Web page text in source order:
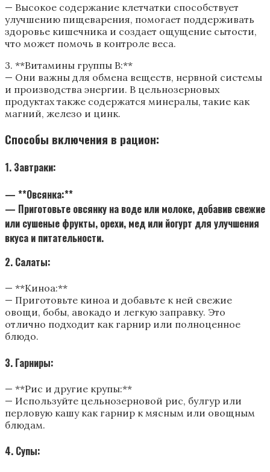
— Высокое содержание клетчатки способствует
улучшению пищеварения, помогает поддерживать
здоровье кишечника и создает ощущение сытости,
что может помочь в контроле веса.
3. **Витамины группы B:**
— Они важны для обмена веществ, нервной системы
и производства энергии. В цельнозерновых
продуктах также содержатся минералы, такие как
магний, железо и цинк.
Способы включения в рацион:
1. Завтраки:
— **Овсянка:**
— Приготовьте овсянку на воде или молоке, добавив свежие
или сушеные фрукты, орехи, мед или йогурт для улучшения
вкуса и питательности.
2. Салаты:
— **Киноа:**
— Приготовьте киноа и добавьте к ней свежие
овощи, бобы, авокадо и легкую заправку. Это
отлично подходит как гарнир или полноценное
блюдо.
3. Гарниры:
— **Рис и другие крупы:**
— Используйте цельнозерновой рис, булгур или
перловую кашу как гарнир к мясным или овощным
блюдам.
4. Супы: